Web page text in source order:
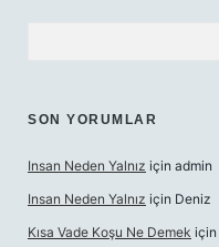
SON YORUMLAR
Insan Neden Yalnız için admin
Insan Neden Yalnız için Deniz
Kısa Vade Koşu Ne Demek için